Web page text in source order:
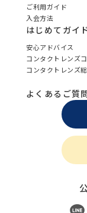
ご利用ガイド
入会方法
はじめてガイ
安心アドバイス
コンタクトレンズ
コンタクトレンズ
よくあるご質